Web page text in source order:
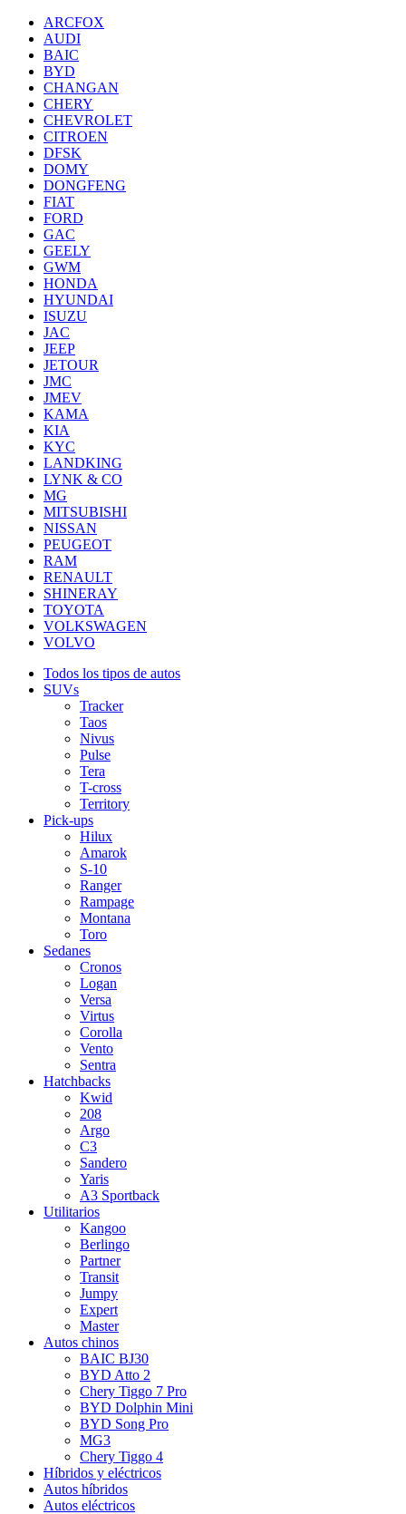
ARCFOX
AUDI
BAIC
BYD
CHANGAN
CHERY
CHEVROLET
CITROEN
DFSK
DOMY
DONGFENG
FIAT
FORD
GAC
GEELY
GWM
HONDA
HYUNDAI
ISUZU
JAC
JEEP
JETOUR
JMC
JMEV
KAMA
KIA
KYC
LANDKING
LYNK & CO
MG
MITSUBISHI
NISSAN
PEUGEOT
RAM
RENAULT
SHINERAY
TOYOTA
VOLKSWAGEN
VOLVO
Todos los tipos de autos
SUVs
Tracker
Taos
Nivus
Pulse
Tera
T-cross
Territory
Pick-ups
Hilux
Amarok
S-10
Ranger
Rampage
Montana
Toro
Sedanes
Cronos
Logan
Versa
Virtus
Corolla
Vento
Sentra
Hatchbacks
Kwid
208
Argo
C3
Sandero
Yaris
A3 Sportback
Utilitarios
Kangoo
Berlingo
Partner
Transit
Jumpy
Expert
Master
Autos chinos
BAIC BJ30
BYD Atto 2
Chery Tiggo 7 Pro
BYD Dolphin Mini
BYD Song Pro
MG3
Chery Tiggo 4
Híbridos y eléctricos
Autos híbridos
Autos eléctricos